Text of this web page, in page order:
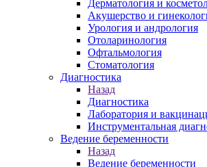
Дерматология и
Акушерство и
Урология и андрология
Отоларинология
Офтальмология
Стоматология
Диагностика
Назад
Диагностика
Лаборатория и
Инструментальная
Ведение беременности
Назад
Ведение беременности